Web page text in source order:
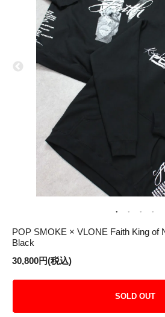
POP SMOKE × VLONE Faith King of
Black
30,800円(税込)
SOLD OUT